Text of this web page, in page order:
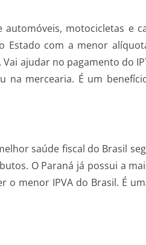
motocicletas e
Estado com a menor
ajudar no pagamento do
na mercearia. É um
saúde fiscal do Brasil
O Paraná já possui a
o menor IPVA do Brasil. É